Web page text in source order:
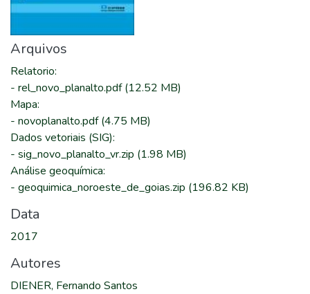
Arquivos
Relatorio:
- rel_novo_planalto.pdf(12.52 MB)
Mapa:
- novoplanalto.pdf(4.75 MB)
Dados vetoriais (SIG):
- sig_novo_planalto_vr.zip (1.98 MB)
Análise geoquímica:
- geoquimica_noroeste_de_goias.zip (196.82 KB)
Data
2017
Autores
DIENER, Fernando Santos